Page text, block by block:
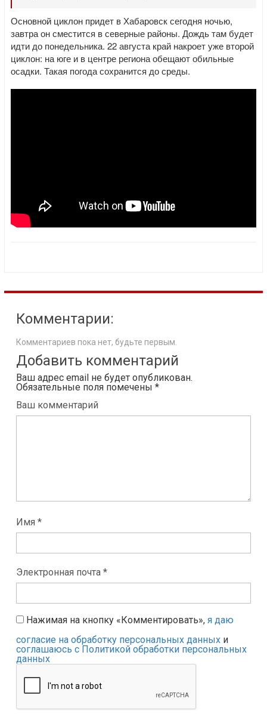
Основной циклон придет в Хабаровск сегодня ночью,
завтра он сместится в северные районы. Дождь там будет
идти до понедельника. 22 августа край накроет уже второй
циклон: на юге и в центре региона обещают обильные
осадки. Такая погода сохранится до среды.
Комментарии:
Комментариев пока нет, будьте первым.
Добавить комментарий
Ваш адрес email не будет опубликован.
Обязательные поля помечены *
Ваш комментарий
Имя *
Электронная почта *
Нажимая на кнопку «Комментировать», я даю
согласие на обработку персональных данных и
соглашаюсь с Политикой обработки персональных
данных